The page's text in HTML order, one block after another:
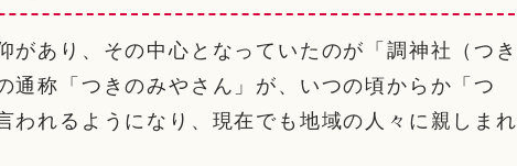
があり、その中心となっていたのが「調神社（つき
通称「つきのみやさん」が、いつの頃からか「つ
われるようになり、現在でも地域の人々に親しまれ